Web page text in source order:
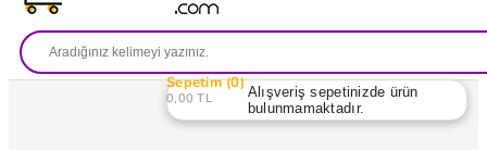
Sepetim 0
0,00 TL
Alışveriş sepetinizde ürün
bulunmamaktadır.